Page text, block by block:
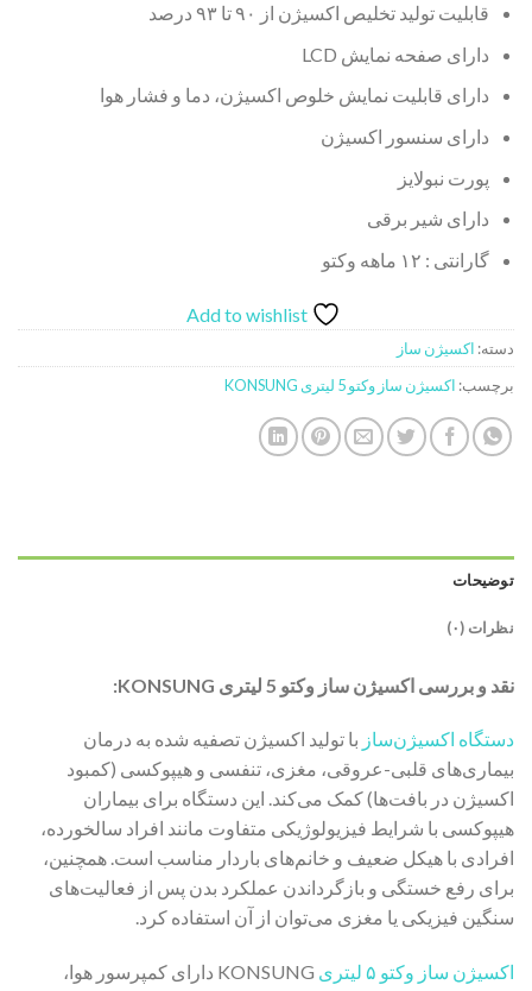
قابلیت تولید تخلیص اکسیژن از ۹۰ تا ۹۳ درصد
دارای صفحه نمایش LCD
دارای قابلیت نمایش خلوص اکسیژن، دما و فشار هوا
دارای سنسور اکسیژن
پورت نبولایز
دارای شیر برقی
گارانتی : ۱۲ ماهه وکتو
Add to wishlist
دسته: اکسیژن ساز
برچسب: اکسیژن ساز وکتو 5 لیتری KONSUNG
توضیحات
نظرات (۰)
نقد و بررسی اکسیژن ساز وکتو 5 لیتری KONSUNG:
دستگاه اکسیژن‌ساز با تولید اکسیژن تصفیه شده به درمان
بیماری‌های قلبی-عروقی، مغزی، تنفسی و هیپوکسی (کمبود
اکسیژن در بافت‌ها) کمک می‌کند. این دستگاه برای بیماران
هیپوکسی با شرایط فیزیولوژیکی متفاوت مانند افراد سالخورده،
افرادی با هیکل ضعیف و خانم‌های باردار مناسب است. همچنین،
برای رفع خستگی و بازگرداندن عملکرد بدن پس از فعالیت‌های
سنگین فیزیکی یا مغزی می‌توان از آن استفاده کرد.
اکسیژن ساز وکتو ۵ لیتری
KONSUNG دارای کمپرسور هوا،